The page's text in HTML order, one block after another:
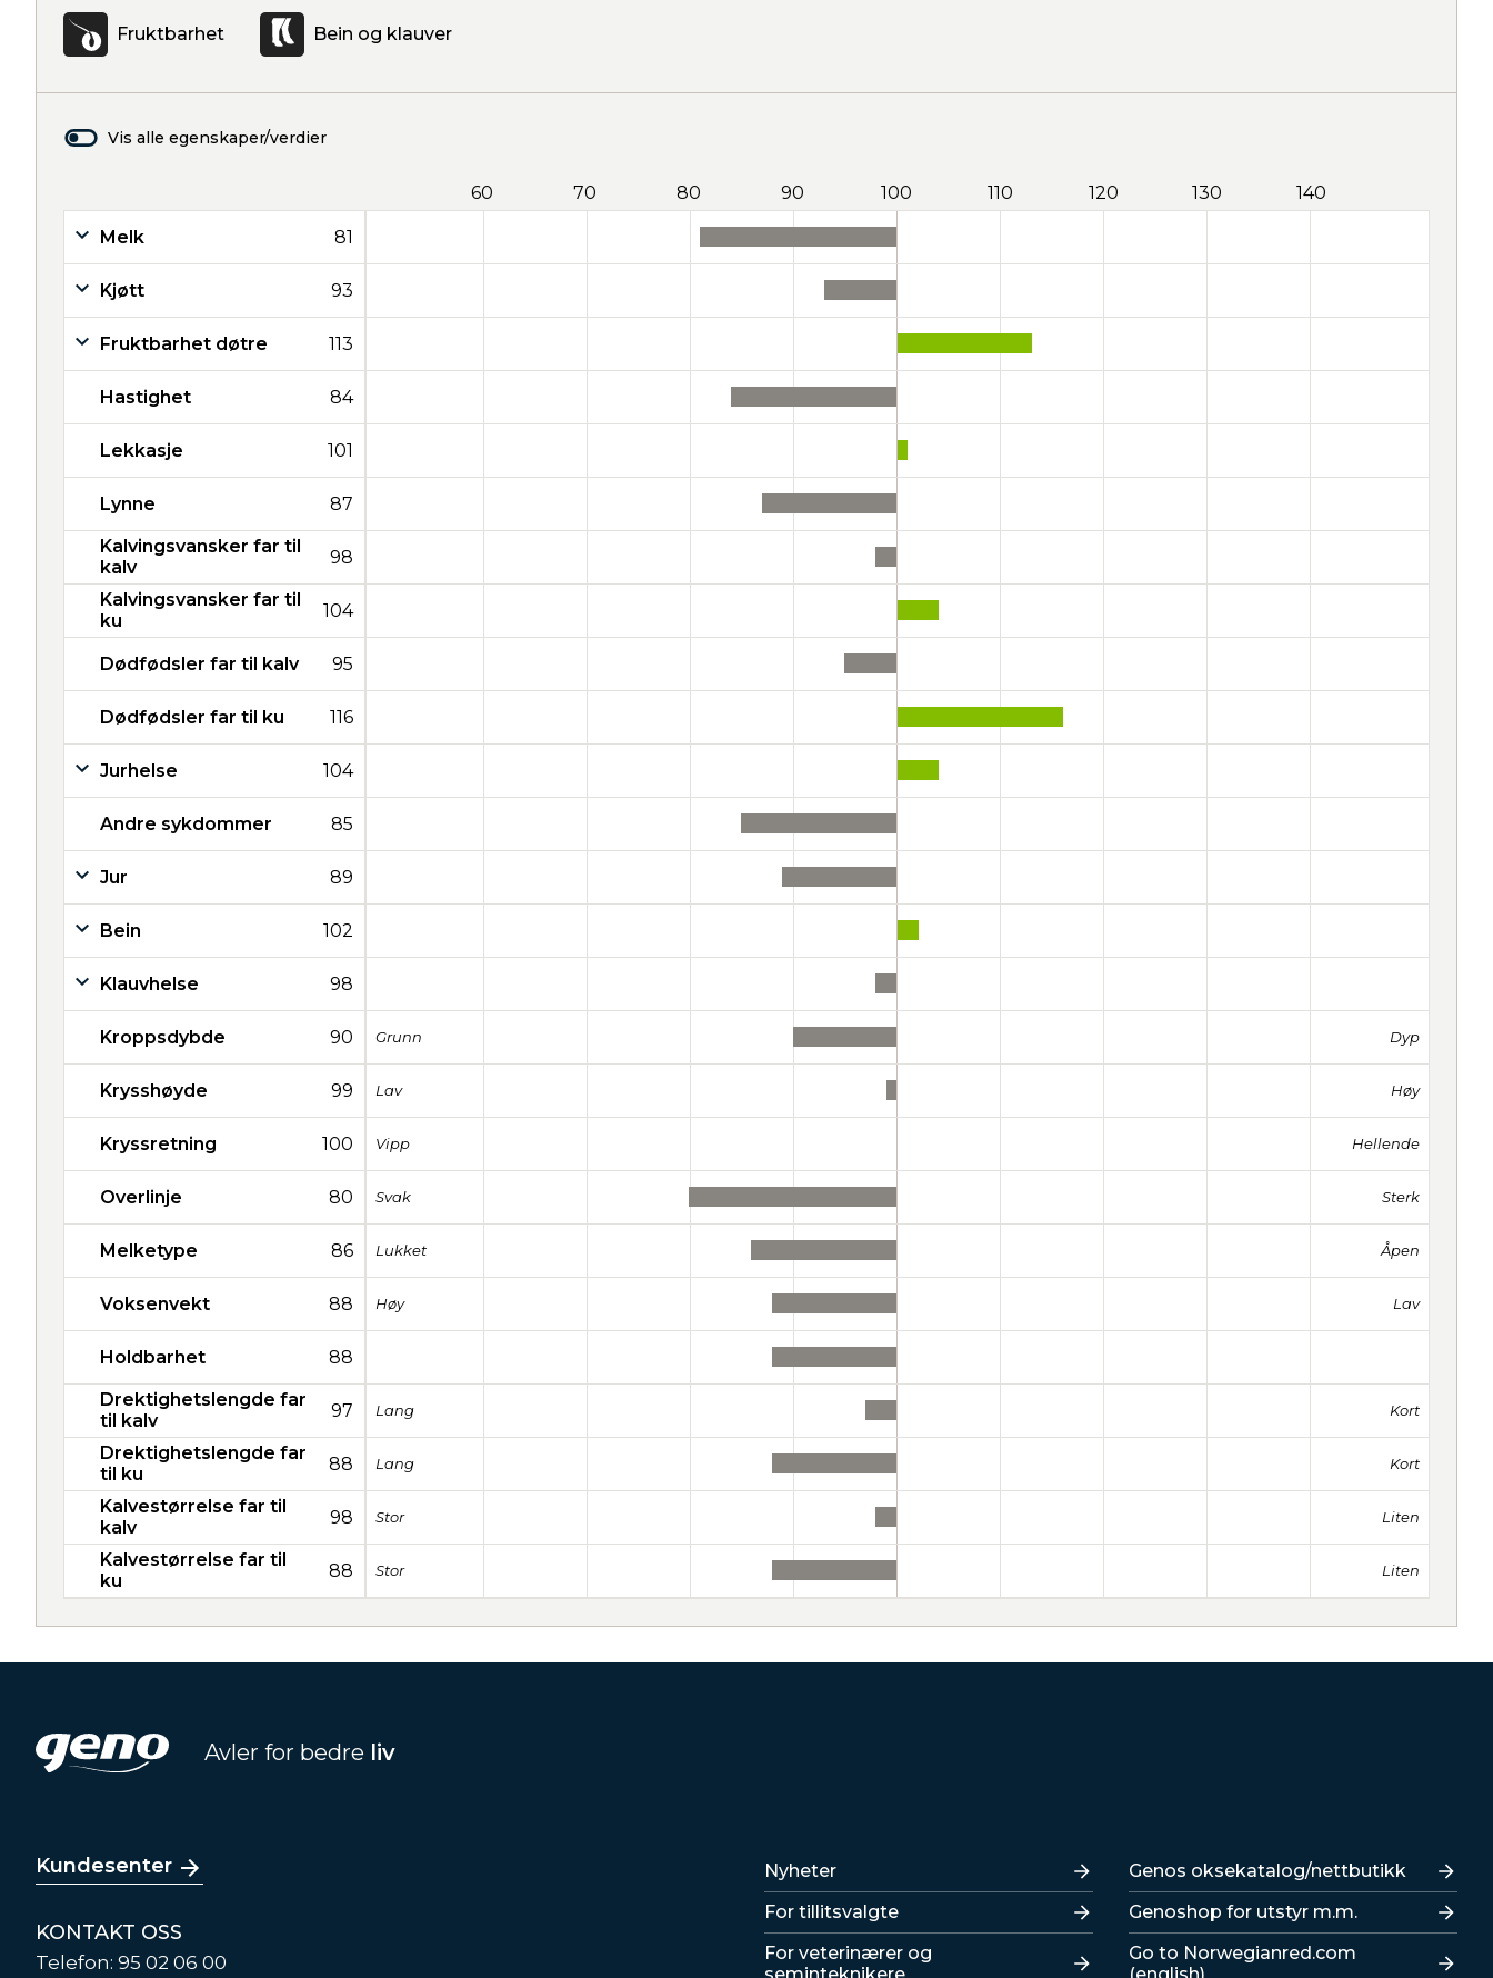
Fruktbarhet Bein og klauver
Vis alle egenskaper/verdier
60 70 80 90 100 110 120 130 140
Melk 81
Kjøtt 93
Fruktbarhet døtre 113
Hastighet 84
Lekkasje 101
Lynne 87
Kalvingsvansker far til
kalv
98
Kalvingsvansker far til
ku
104
Dødfødsler far til kalv 95
Dødfødsler far til ku 116
Jurhelse 104
Andre sykdommer 85
Jur 89
Bein 102
Klauvhelse 98
Kroppsdybde 90 Grunn Dyp
Krysshøyde 99 Lav Høy
Kryssretning 100 Vipp Hellende
Overlinje 80 Svak Sterk
Melketype 86 Lukket Åpen
Voksenvekt 88 Høy Lav
Holdbarhet 88
Drektighetslengde far
til kalv
97 Lang Kort
Drektighetslengde far
til ku
88 Lang Kort
Kalvestørrelse far til
kalv
98 Stor Liten
Kalvestørrelse far til
ku
88 Stor Liten
Avler for bedre liv
Kundesenter
KONTAKT OSS
Telefon: 95 02 06 00
Lenker
Nyheter
For tillitsvalgte
For veterinærer og
seminteknikere
Lenker
Genos oksekatalog/nettbutikk
Genoshop for utstyr m.m.
Go to Norwegianred.com
(english)